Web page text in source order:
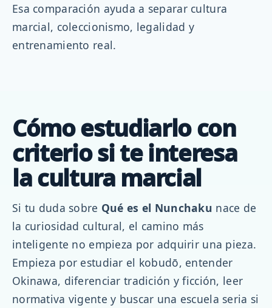
Esa comparación ayuda a separar cultura
marcial, coleccionismo, legalidad y
entrenamiento real.
Cómo estudiarlo con
criterio si te interesa
la cultura marcial
Si tu duda sobre Qué es el Nunchaku nace de
la curiosidad cultural, el camino más
inteligente no empieza por adquirir una pieza.
Empieza por estudiar el kobudō, entender
Okinawa, diferenciar tradición y ficción, leer
normativa vigente y buscar una escuela seria si